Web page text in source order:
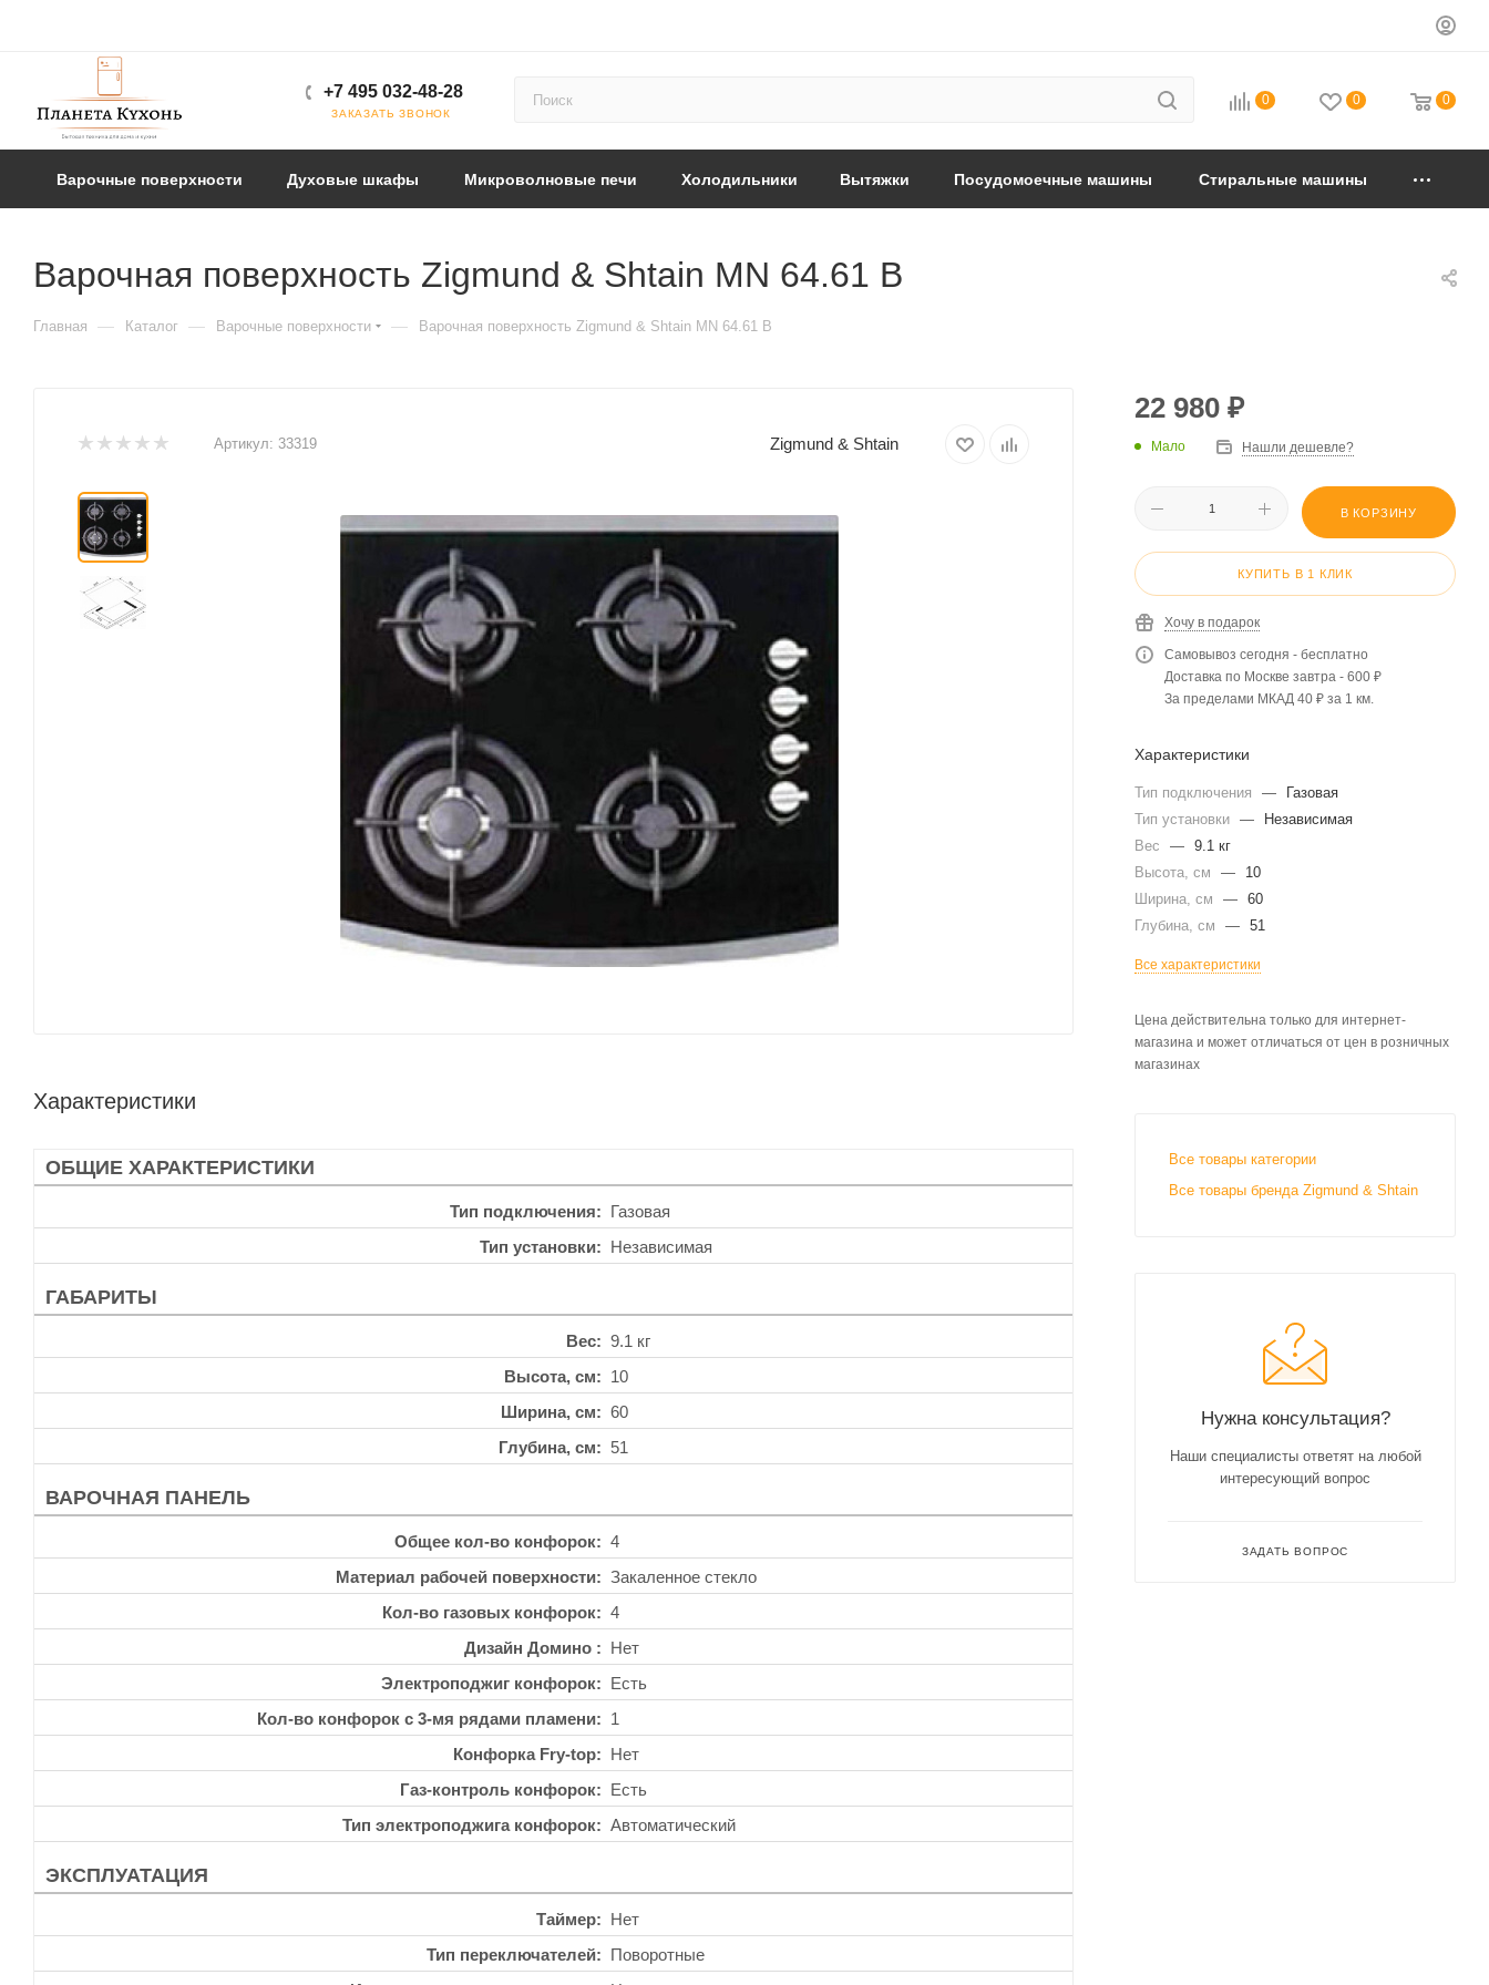
+7 495 032-48-28
ЗАКАЗАТЬ ЗВОНОК
0 0 0
Варочные поверхности Духовые шкафы Микроволновые печи Холодильники Вытяжки Посудомоечные машины Стиральные машины
Варочная поверхность Zigmund & Shtain MN 64.61 B
Главная — Каталог — Варочные поверхности — Варочная поверхность Zigmund & Shtain MN 64.61 B
Артикул: 33319 Zigmund & Shtain
Характеристики
ОБЩИЕ ХАРАКТЕРИСТИКИ
Тип подключения
Газовая
Тип установки
Независимая
ГАБАРИТЫ
Вес
9.1 кг
Высота, см
10
Ширина, см
60
Глубина, см
51
ВАРОЧНАЯ ПАНЕЛЬ
Общее кол-во конфорок
4
Материал рабочей поверхности
Закаленное стекло
Кол-во газовых конфорок
4
Дизайн Домино
Нет
Электроподжиг конфорок
Есть
Кол-во конфорок с 3-мя рядами пламени
1
Конфорка Fry-top
Нет
Газ-контроль конфорок
Есть
Тип электроподжига конфорок
Автоматический
ЭКСПЛУАТАЦИЯ
Таймер
Нет
Тип переключателей
Поворотные
22 980 ₽
Мало Нашли дешевле?
В КОРЗИНУ
КУПИТЬ В 1 КЛИК
Хочу в подарок
Самовывоз сегодня - бесплатно
Доставка по Москве завтра - 600 ₽
За пределами МКАД 40 ₽ за 1 км.
Характеристики
Тип подключения —
Газовая
Тип установки —
Независимая
Вес
— 9.1 кг
Высота, см
—
10
Ширина, см
— 60
Глубина, см
— 51
Все характеристики
Цена действительна только для интернет-
магазина и может отличаться от цен в розничных
магазинах
Все товары категории
Все товары бренда Zigmund & Shtain
Нужна консультация?
Наши специалисты ответят на любой
интересующий вопрос
ЗАДАТЬ ВОПРОС